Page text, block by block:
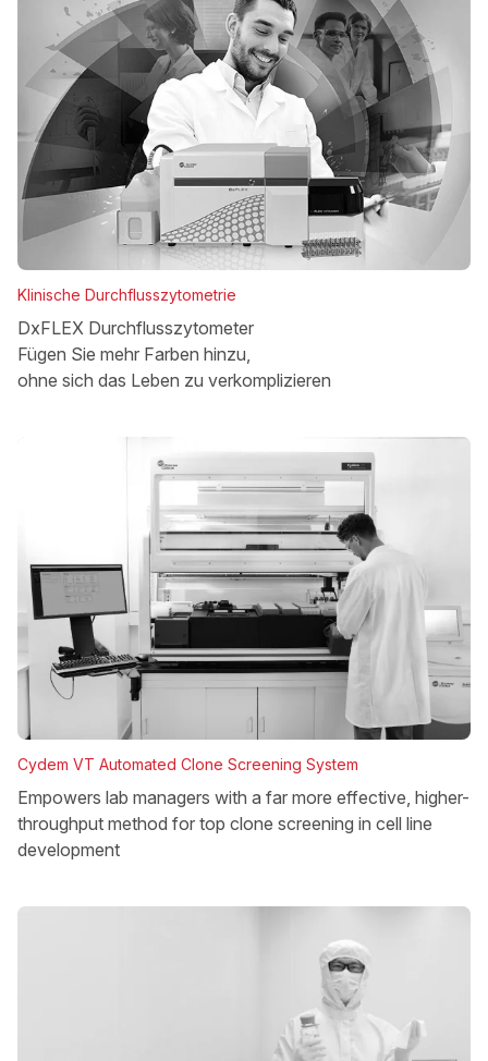
Klinische Durchflusszytometrie
DxFLEX Durchflusszytometer
Fügen Sie mehr Farben hinzu,
ohne sich das Leben zu verkomplizieren
Cydem VT Automated Clone Screening System
Empowers lab managers with a far more effective, higher-
throughput method for top clone screening in cell line
development